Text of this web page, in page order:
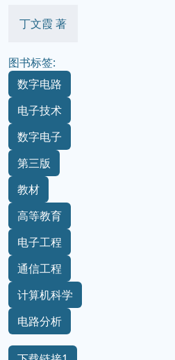
丁文霞 著
图书标签:
数字电路
电子技术
数字电子
第三版
教材
高等教育
电子工程
通信工程
计算机科学
电路分析